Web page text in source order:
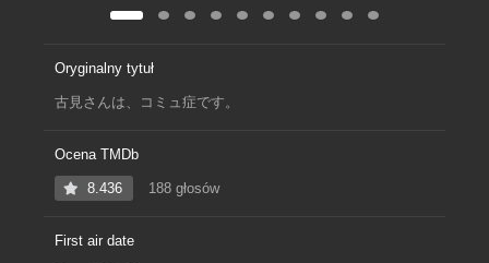
Oryginalny tytuł
古見さんは、コミュ症です。
Ocena TMDb
8.436 188 głosów
First air date